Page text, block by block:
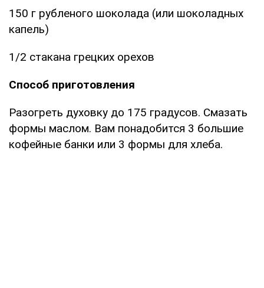
150 г рубленого шоколада (или шоколадных
капель)
1/2 стакана грецких орехов
Способ приготовления
Разогреть духовку до 175 градусов. Смазать
формы маслом. Вам понадобится 3 большие
кофейные банки или 3 формы для хлеба.